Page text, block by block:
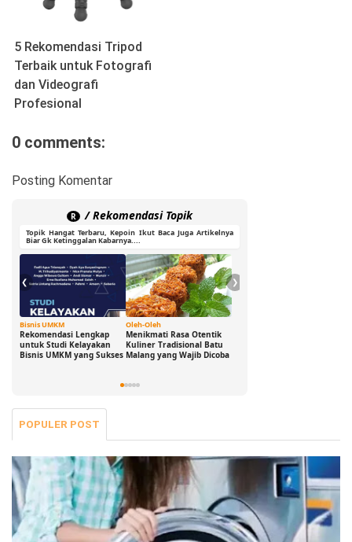
5 Rekomendasi Tripod
Terbaik untuk Fotografi
dan Videografi
Profesional
0 comments:
Posting Komentar
R / Rekomendasi Topik
Topik Hangat Terbaru, Kepoin Ikut Baca Juga Artikelnya
Biar Gk Ketinggalan Kabarnya....
Bisnis UMKM
Rekomendasi Lengkap
untuk Studi Kelayakan
Bisnis UMKM yang Sukses
Oleh-Oleh
Menikmati Rasa Otentik
Kuliner Tradisional Batu
Malang yang Wajib Dicoba
❮ ❯
POPULER POST